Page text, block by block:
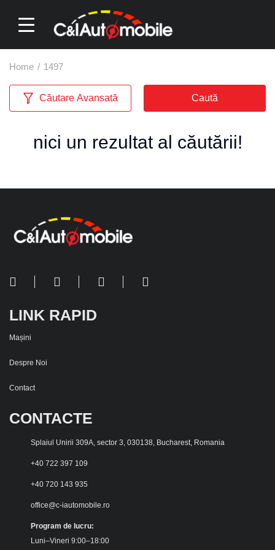
Home / 1497
Căutare Avansată Caută
nici un rezultat al căutării!
LINK RAPID
Mașini
Despre Noi
Contact
CONTACTE
Splaiul Unirii 309A, sector 3, 030138, Bucharest, Romania
+40 722 397 109
+40 720 143 935
office@c-iautomobile.ro
Program de lucru:
Luni–Vineri 9:00–18:00